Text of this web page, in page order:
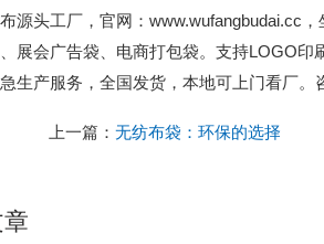
源头工厂，官网：www.wufangbudai.cc
展会广告袋、电商打包袋。支持LOGO
生产服务，全国发货，本地可上门看厂。
上一篇：无纺布袋：环保的选择